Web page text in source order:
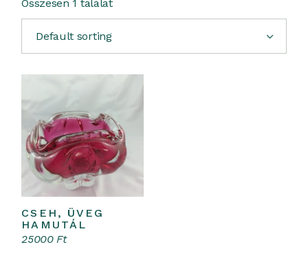
Összesen 1 találat
Default sorting
Kosárba teszem
CSEH, ÜVEG
HAMUTÁL
25000 Ft